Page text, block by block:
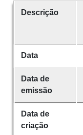
Descrição
Data
Data de
emissão
Data de
criação